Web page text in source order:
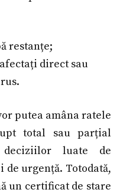
restanțe;
direct sau
putea amâna ratele
total sau parțial
luate de
urgență. Totodată,
un certificat de stare